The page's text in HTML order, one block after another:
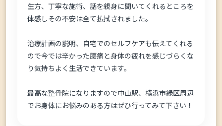
生方、丁寧な施術、話を親身に聞いてくれるところを
体感しその不安は全て払拭されました。
治療計画の説明、自宅でのセルフケアも伝えてくれる
ので今では辛かった腰痛と身体の疲れを感じづらくな
り気持ちよく生活できています。
最高な整骨院になりますので中山駅、横浜市緑区周辺
でお身体にお悩みのある方はぜひ行ってみて下さい！